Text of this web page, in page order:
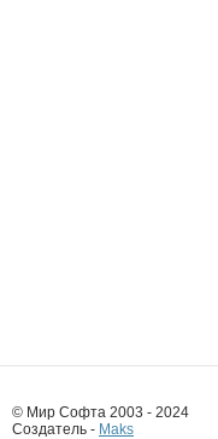
© Мир Софта 2003 - 2024
Создатель - Maks